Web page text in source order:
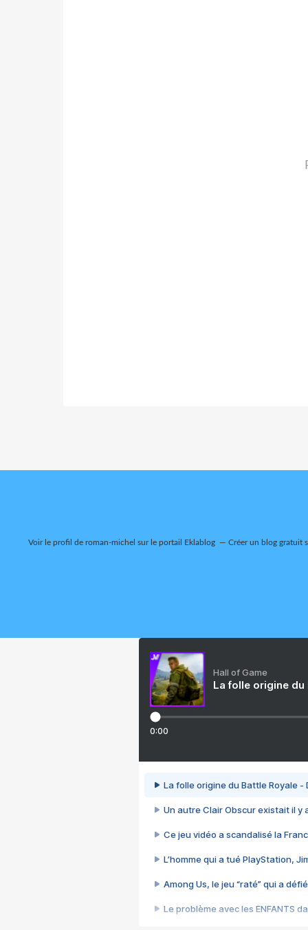
Voir le profil de roman-michel sur le portail Eklablog Créer un blog gratuit
Hall of Game
La folle origine du
0:00
La folle origine du Battle Royale -
Un autre Clair Obscur existait il y
Ce jeu vidéo a scandalisé la
L’homme qui a tué PlayStation,
Among Us, le jeu “raté” qui a
Le problème avec les ENFANTS